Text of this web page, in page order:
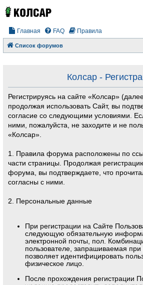
Главная FAQ Правила
Список форумов
Колсар -
Регистрируясь на сайте «Колсар»
продолжая использовать Сайт, вы
согласие со следующими условиями.
ними, пожалуйста, не заходите и не
«Колсар».
1. Правила форума расположены по
части страницы. Продолжая
форума, вы подтверждаете, что
согласны с ними.
2. Персональные данные
При регистрации на Сайте
следующую обязательную
электронной почты, пол.
пользователе, запрашиваемая при
позволяет идентифицировать
физическое лицо.
После прохождения регистрации